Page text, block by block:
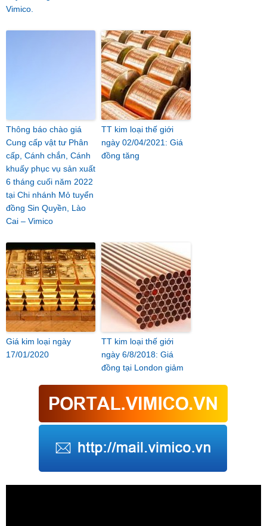
Vimico.
Thông báo chào giá
Cung cấp vật tư Phân
cấp, Cánh chắn, Cánh
khuấy phục vụ sản xuất
6 tháng cuối năm 2022
tại Chi nhánh Mỏ tuyển
đồng Sin Quyền, Lào
Cai – Vimico
TT kim loại thế giới
ngày 02/04/2021: Giá
đồng tăng
Giá kim loại ngày
17/01/2020
TT kim loại thế giới
ngày 6/8/2018: Giá
đồng tại London giảm